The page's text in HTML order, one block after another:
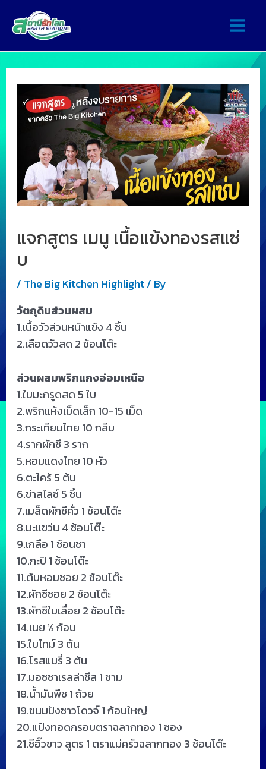
แจกสูตร เมนู เนื้อแข้งทองรสแซ่
บ
/ The Big Kitchen Highlight/ By
วัตถุดิบส่วนผสม
1.เนื้อวัวส่วนหน้าแข้ง 4 ชิ้น
2.เลือดวัวสด 2 ช้อนโต๊ะ
ส่วนผสมพริกแกงอ่อมเหนือ
1.ใบมะกรูดสด 5 ใบ
2.พริกแห้งเม็ดเล็ก 10-15 เม็ด
3.กระเทียมไทย 10 กลีบ
4.รากผักชี 3 ราก
5.หอมแดงไทย 10 หัว
6.ตะไคร้ 5 ต้น
6.ข่าสไลซ์ 5 ชิ้น
7.เมล็ดผักชีคั่ว 1 ช้อนโต๊ะ
8.มะแขว่น 4 ช้อนโต๊ะ
9.เกลือ 1 ช้อนชา
10.กะปิ 1 ช้อนโต๊ะ
11.ต้นหอมซอย 2 ช้อนโต๊ะ
12.ผักชีซอย 2 ช้อนโต๊ะ
13.ผักชีใบเลื่อย 2 ช้อนโต๊ะ
14.เนย ½ ก้อน
15.ใบไทม์ 3 ต้น
16.โรสแมรี่ 3 ต้น
17.มอซซาเรลล่าชีส 1 ชาม
18.น้ำมันพืช 1 ถ้วย
19.ขนมปังซาวโดวจ์ 1 ก้อนใหญ่
20.แป้งทอดกรอบตราฉลากทอง 1 ซอง
21.ซีอิ๊วขาว สูตร 1 ตราแม่ครัวฉลากทอง 3 ช้อนโต๊ะ